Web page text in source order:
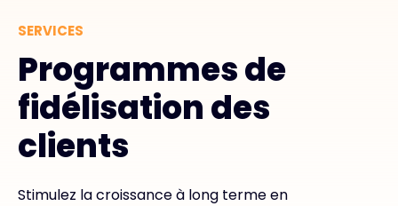
Exclusive Access - En savoir plus
SERVICES
Programmes de
fidélisation des
clients
Stimulez la croissance à long terme en